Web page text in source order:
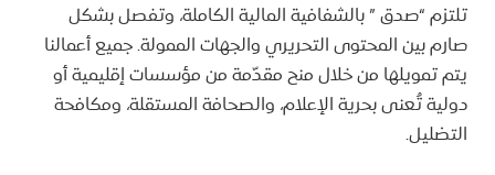
تلتزم “صدق ” بالشفافية المالية الكاملة، وتفصل بشكل
صارم بين المحتوى التحريري والجهات الممولة. جميع أعمالنا
يتم تمويلها من خلال منح مقدّمة من مؤسسات إقليمية أو
دولية تُعنى بحرية الإعلام، والصحافة المستقلة، ومكافحة
التضليل.